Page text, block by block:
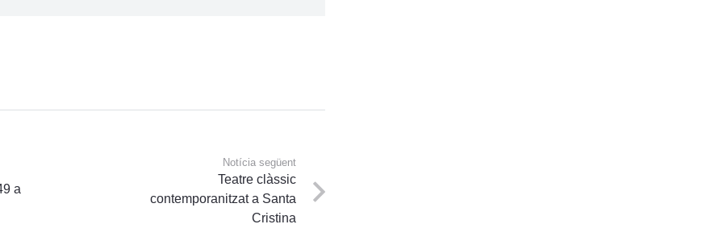
a
Notícia següent
Teatre clàssic
contemporanitzat a Santa
Cristina